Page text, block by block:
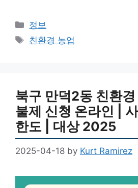
Categories
정보
Tags
친환경 농업
북구 만덕2동 친환
불제 신청 온라인 |
한도 | 대상 2025
2025-04-18 by Kurt Ramirez